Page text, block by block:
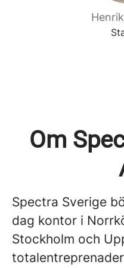
Om
Spectra Sverige
dag kontor i
Stockholm och